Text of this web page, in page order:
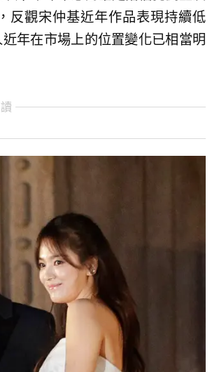
反觀宋仲基近年作品表現持續低
年在市場上的位置變化已相當明